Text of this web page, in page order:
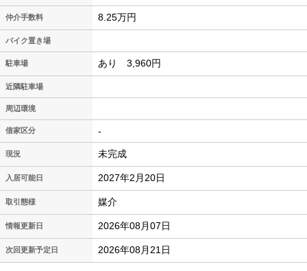
仲介手数料 8.25万円
バイク置き場
駐車場 あり 3,960円
近隣駐車場
周辺環境
借家区分 -
現況 未完成
入居可能日 2027年2月20日
取引態様 媒介
情報更新日 2026年08月07日
次回更新予定日 2026年08月21日